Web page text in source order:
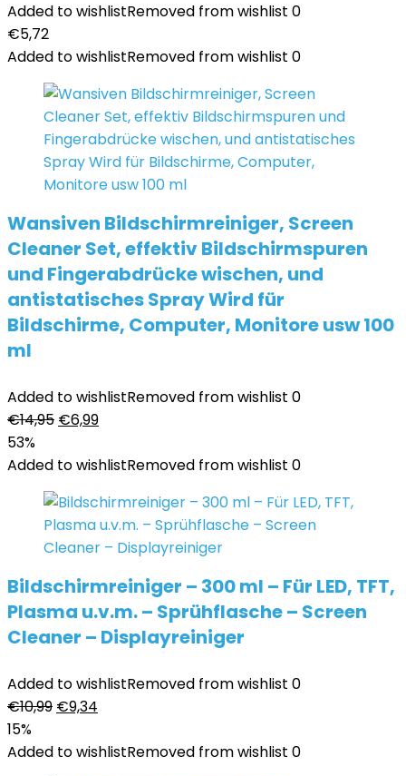
Added to wishlistRemoved from wishlist 0
€5,72
Added to wishlistRemoved from wishlist 0
Wansiven Bildschirmreiniger, Screen
Cleaner Set, effektiv Bildschirmspuren
und Fingerabdrücke wischen, und
antistatisches Spray Wird für
Bildschirme, Computer, Monitore usw 100
ml
Added to wishlistRemoved from wishlist 0
€14,95 Ursprünglicher
war:
€6,99Aktueller
ist:
53%
Added to wishlistRemoved from wishlist 0
Bildschirmreiniger – 300 ml – Für LED, TFT,
Plasma u.v.m. – Sprühflasche – Screen
Cleaner – Displayreiniger
Added to wishlistRemoved from wishlist 0
€10,99 Ursprünglicher
war:
€9,34
ist:
15%
Added to wishlistRemoved from wishlist 0